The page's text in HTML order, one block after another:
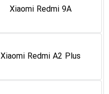
Xiaomi Redmi 9A
Xiaomi Redmi A2 Plus